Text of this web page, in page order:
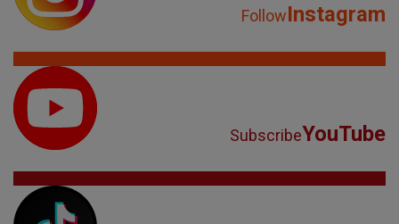
FollowInstagram
SubscribeYouTube